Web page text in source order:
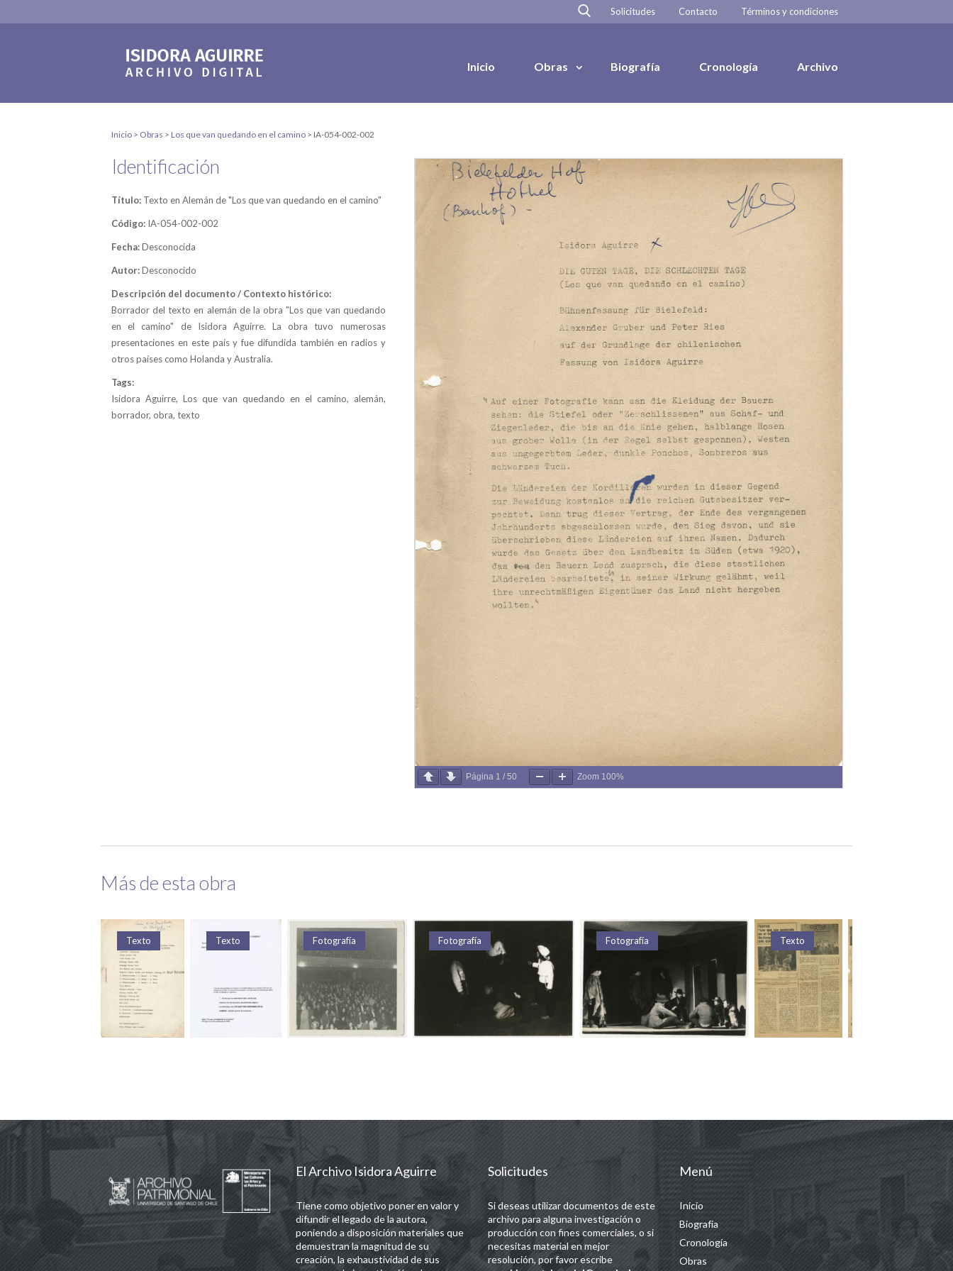
Solicitudes Contacto Términos y condiciones
Inicio Obras Biografía Cronología Archivo
Inicio > Obras > Los que van quedando en el camino > IA-054-002-002
Página 1 / 50 Zoom 100%
Identificación
Título: Texto en Alemán de "Los que van quedando en el camino"
Código: IA-054-002-002
Fecha:Desconocida
Autor:Desconocido
Descripción del documento / Contexto histórico:
Borrador del texto en alemán de la obra "Los que van quedando
en el camino" de Isidora Aguirre. La obra tuvo numerosas
presentaciones en este país y fue difundida también en radios y
otros países como Holanda y Australia.
Tags:
Isidora Aguirre, Los que van quedando en el camino, alemán,
borrador, obra, texto
Más de esta obra
Texto Texto Fotografía Fotografía Fotografía Texto
El Archivo Isidora Aguirre
Tiene como objetivo poner en valor y
difundir el legado de la autora,
poniendo a disposición materiales que
demuestran la magnitud de su
creación, la exhaustividad de sus
Solicitudes
Si deseas utilizar documentos de este
archivo para alguna investigación o
producción con fines comerciales, o si
necesitas material en mejor
resolución, por favor escribe
Menú
Inicio
Biografía
Cronología
Obras